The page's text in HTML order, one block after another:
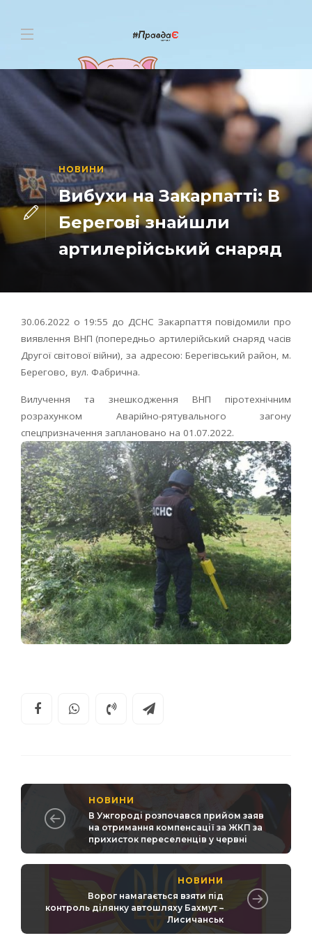
НОВИНИ
Вибухи на Закарпатті: В
Берегові знайшли
артилерійський снаряд
30.06.2022 о 19:55 до ДСНС Закарпаття повідомили про
виявлення ВНП (попередньо артилерійський снаряд часів
Другої світової війни), за адресою: Берегівський район, м.
Берегово, вул. Фабрична.
Вилучення та знешкодження ВНП піротехнічним
розрахунком Аварійно-рятувального загону
спецпризначення заплановано на 01.07.2022.
НОВИНИ
В Ужгороді розпочався прийом заяв
на отримання компенсації за ЖКП за
прихисток переселенців у червні
НОВИНИ
Ворог намагається взяти під
контроль ділянку автошляху Бахмут –
Лисичанськ